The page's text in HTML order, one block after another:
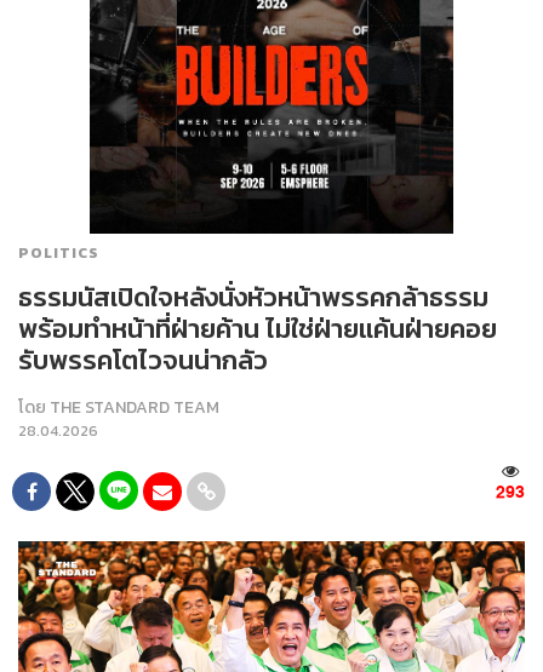
POLITICS
ธรรมนัสเปิดใจหลังนั่งหัวหน้าพรรคกล้าธรรม
พร้อมทำหน้าที่ฝ่ายค้าน ไม่ใช่ฝ่ายแค้นฝ่ายคอย
รับพรรคโตไวจนน่ากลัว
โดย THE STANDARD TEAM
28.04.2026
293